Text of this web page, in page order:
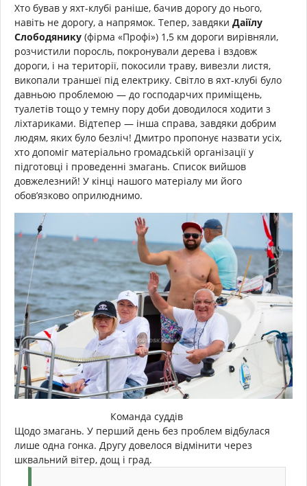
Хто бував у яхт-клубі раніше, бачив дорогу до нього,
навіть не дорогу, а напрямок. Тепер, завдяки Даіїлу
Слободянику (фірма «Профі») 1,5 км дороги вирівняли,
розчистили поросль, покронували дерева і вздовж
дороги, і на території, покосили траву, вивезли листя,
викопали траншеї під електрику. Світло в яхт-клубі було
давньою проблемою — до господарчих приміщень,
туалетів тощо у темну пору доби доводилося ходити з
ліхтариками. Відтепер — інша справа, завдяки добрим
людям, яких було безліч! Дмитро пропонує назвати усіх,
хто допоміг матеріально громадській організації у
підготовці і проведенні змагань. Список вийшов
довжелезний! У кінці нашого матеріалу ми його
обов’язково оприлюднимо.
Команда суддів
Щодо змагань. У перший день без проблем відбулася
лише одна гонка. Другу довелося відмінити через
шквальний вітер, дощ і град.